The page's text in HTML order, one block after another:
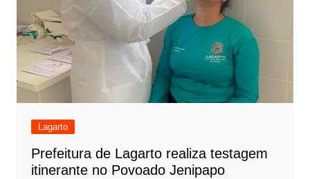
Lagarto
Prefeitura de Lagarto realiza testagem
itinerante no Povoado Jenipapo